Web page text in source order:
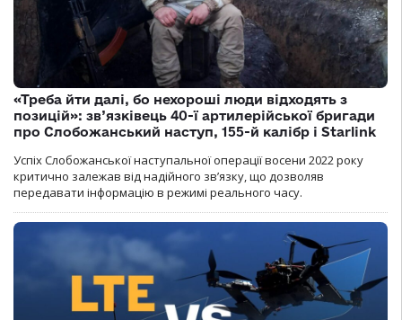
«Треба йти далі, бо нехороші люди відходять з
позицій»: зв’язківець 40-ї артилерійської бригади
про Слобожанський наступ, 155-й калібр і Starlink
Успіх Слобожанської наступальної операції восени 2022 року
критично залежав від надійного зв’язку, що дозволяв
передавати інформацію в режимі реального часу.